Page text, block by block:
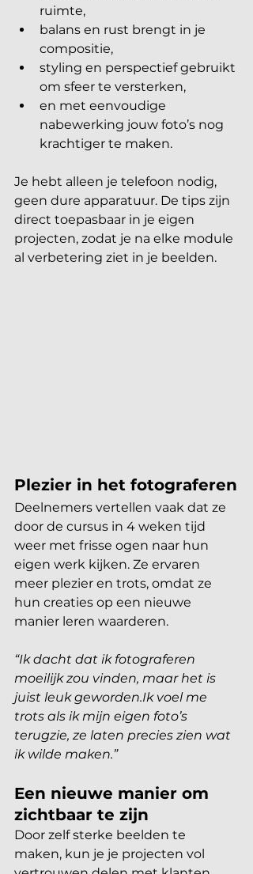
ruimte,
balans en rust brengt in je
compositie,
styling en perspectief gebruikt
om sfeer te versterken,
en met eenvoudige
nabewerking jouw foto’s nog
krachtiger te maken.
Je hebt alleen je telefoon nodig,
geen dure apparatuur. De tips zijn
direct toepasbaar in je eigen
projecten, zodat je na elke module
al verbetering ziet in je beelden.
Plezier in het fotograferen
Deelnemers vertellen vaak dat ze
door de cursus in 4 weken tijd
weer met frisse ogen naar hun
eigen werk kijken. Ze ervaren
meer plezier en trots, omdat ze
hun creaties op een nieuwe
manier leren waarderen.
“Ik dacht dat ik fotograferen
moeilijk zou vinden, maar het is
juist leuk geworden.Ik voel me
trots als ik mijn eigen foto’s
terugzie, ze laten precies zien wat
ik wilde maken.”
Een nieuwe manier om
zichtbaar te zijn
Door zelf sterke beelden te
maken, kun je je projecten vol